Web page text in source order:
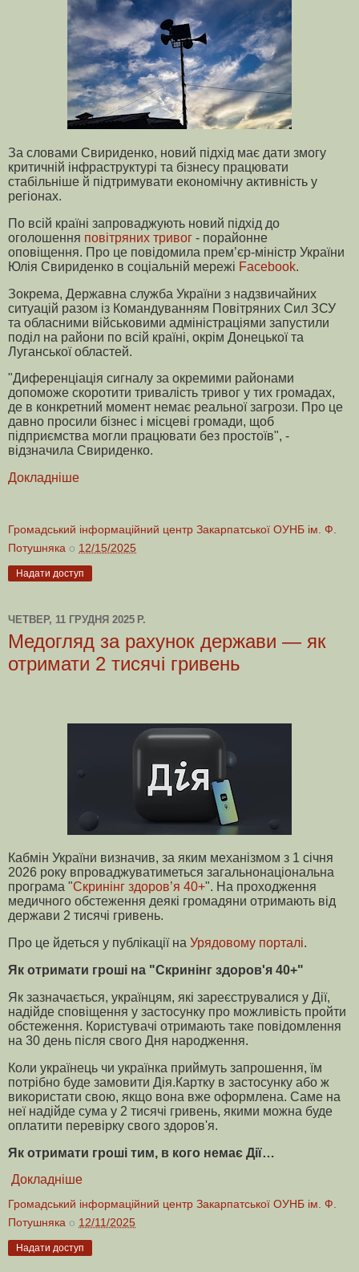
За словами Свириденко, новий підхід має дати змогу
критичній інфраструктурі та бізнесу працювати
стабільніше й підтримувати економічну активність у
регіонах.
По всій країні запроваджують новий підхід до
оголошення повітряних тривог - порайонне
оповіщення. Про це повідомила прем’єр-міністр України
Юлія Свириденко в соціальній мережі Facebook.
Зокрема, Державна служба України з надзвичайних
ситуацій разом із Командуванням Повітряних Сил ЗСУ
та обласними військовими адміністраціями запустили
поділ на райони по всій країні, окрім Донецької та
Луганської областей.
"Диференціація сигналу за окремими районами
допоможе скоротити тривалість тривог у тих громадах,
де в конкретний момент немає реальної загрози. Про це
давно просили бізнес і місцеві громади, щоб
підприємства могли працювати без простоїв", -
відзначила Свириденко.
Докладніше
Громадський інформаційний центр Закарпатської ОУНБ ім. Ф.
Потушняка о 12/15/2025
Надати доступ
ЧЕТВЕР, 11 ГРУДНЯ 2025 Р.
Медогляд за рахунок держави — як
отримати 2 тисячі гривень
Кабмін України визначив, за яким механізмом з 1 січня
2026 року впроваджуватиметься загальнонаціональна
програма "Скринінг здоров’я 40+". На проходження
медичного обстеження деякі громадяни отримають від
держави 2 тисячі гривень.
Про це йдеться у публікації на Урядовому порталі.
Як отримати гроші на "Скринінг здоров'я 40+"
Як зазначається, українцям, які зареєструвалися у Дії,
надійде сповіщення у застосунку про можливість пройти
обстеження. Користувачі отримають таке повідомлення
на 30 день після свого Дня народження.
Коли українець чи українка приймуть запрошення, їм
потрібно буде замовити Дія.Картку в застосунку або ж
використати свою, якщо вона вже оформлена. Саме на
неї надійде сума у 2 тисячі гривень, якими можна буде
оплатити перевірку свого здоров'я.
Як отримати гроші тим, в кого немає Дії…
Докладніше
Громадський інформаційний центр Закарпатської ОУНБ ім. Ф.
Потушняка о 12/11/2025
Надати доступ